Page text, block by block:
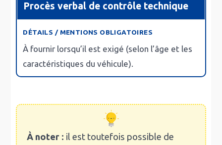
Procès verbal de contrôle technique
À fournir lorsqu’il est exigé (selon l’âge et les
caractéristiques du véhicule).
À noter : il est toutefois possible de